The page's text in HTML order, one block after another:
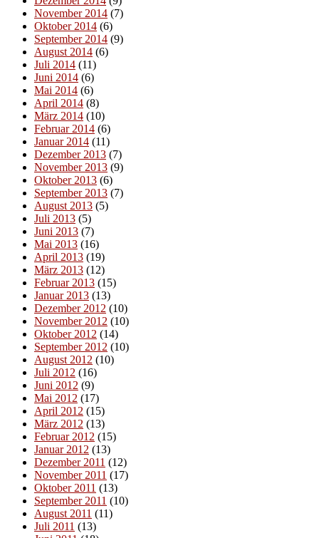
November 2014 (7)
Oktober 2014 (6)
September 2014 (9)
August 2014 (6)
Juli 2014 (11)
Juni 2014 (6)
Mai 2014 (6)
April 2014 (8)
März 2014 (10)
Februar 2014 (6)
Januar 2014 (11)
Dezember 2013 (7)
November 2013 (9)
Oktober 2013 (6)
September 2013 (7)
August 2013 (5)
Juli 2013 (5)
Juni 2013 (7)
Mai 2013 (16)
April 2013 (19)
März 2013 (12)
Februar 2013 (15)
Januar 2013 (13)
Dezember 2012 (10)
November 2012 (10)
Oktober 2012 (14)
September 2012 (10)
August 2012 (10)
Juli 2012 (16)
Juni 2012 (9)
Mai 2012 (17)
April 2012 (15)
März 2012 (13)
Februar 2012 (15)
Januar 2012 (13)
Dezember 2011 (12)
November 2011 (17)
Oktober 2011 (13)
September 2011 (10)
August 2011 (11)
Juli 2011 (13)